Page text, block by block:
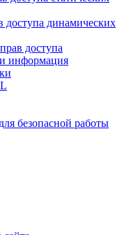
доступа динамических
доступа
информация
безопасной работы